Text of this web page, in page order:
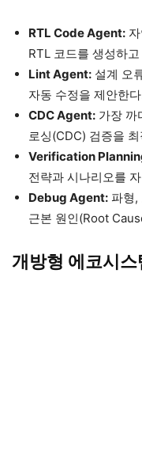
RTL Code Agent:
RTL 코드를 생성하
Lint Agent: 설계 오
자동 수정을 제안한
CDC Agent: 가장 까
로싱(CDC) 검증을
Verification
전략과 시나리오를
Debug Agent: 파형,
근본 원인(Root
개방형 에코시